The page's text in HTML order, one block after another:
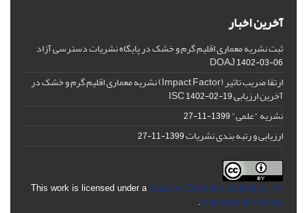
آخرین اخبار
ثبت نشریه معماری اقلیم گرم و خشک در پایگاه نشریات دسترسی آزاد
DOAJ1402-03-06
ارتقا ضریب تاثیر (Impact Factor) نشریه معماری اقلیم گرم و خشک در
آخرین ارزیابی ISC1402-02-19
نشریه "علمی"1399-11-27
ارزیابی و رتبه بندی نشریات1399-11-27
This work is licensed under a Creative Commons Attribution 4.0
International License
.